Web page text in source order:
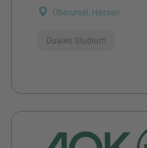
Oberursel, Hessen
Duales Studium